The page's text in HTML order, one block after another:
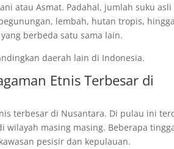
atau Asmat. Padahal, jumlah suku asli
lembah, hutan tropis, hingga
berbeda satu sama lain.
daerah lain di Indonesia.
Etnis Terbesar di
terbesar di Nusantara. Di pulau ini
masing masing. Beberapa
pesisir dan kepulauan.